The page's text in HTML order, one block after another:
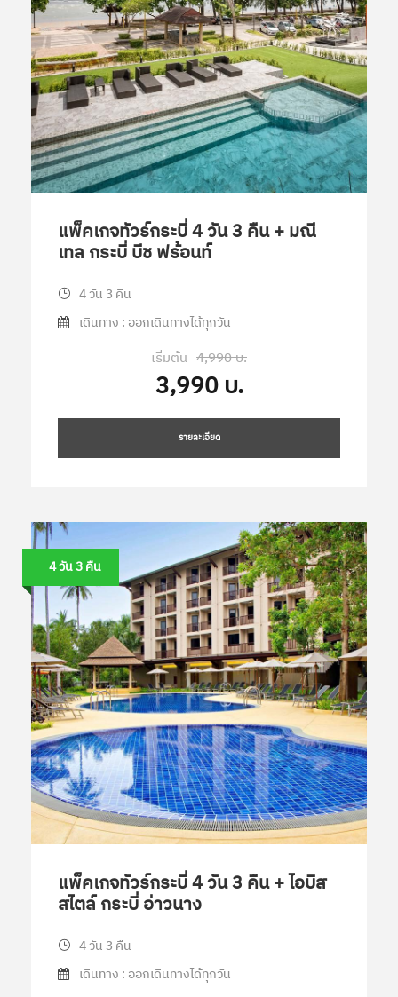
แพ็คเกจทัวร์กระบี่ 4 วัน 3 คืน + มณี
เทล กระบี่ บีช ฟร้อนท์
4 วัน 3 คืน
เดินทาง : ออกเดินทางได้ทุกวัน
เริ่มต้น 4,990 บ.
3,990 บ.
รายละเอียด
4 วัน 3 คืน
แพ็คเกจทัวร์กระบี่ 4 วัน 3 คืน + ไอบิส
สไตล์ กระบี่ อ่าวนาง
4 วัน 3 คืน
เดินทาง : ออกเดินทางได้ทุกวัน